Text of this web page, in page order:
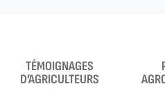
TÉMOIGNAGES
D’AGRICULTEURS